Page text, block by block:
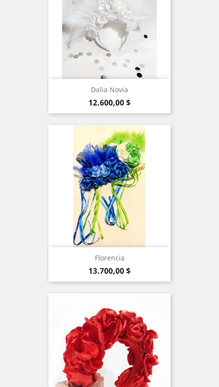
Dalia Novia
Precio
12.600,00 $
Florencia
Precio
13.700,00 $